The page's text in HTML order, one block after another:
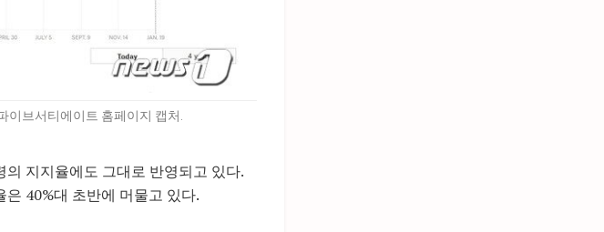
이브서티에이트 홈페이지 캡처.
지지율에도 그대로 반영되고 있다.
40%대 초반에 머물고 있다.